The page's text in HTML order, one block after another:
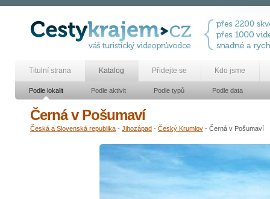
Titulní strana Katalog Přidejte se Kdo jsme
Podle lokalit Podle aktivit Podle typů Podle data
Černá v Pošumaví
Česká a Slovenská republika - Jihozápad - Český Krumlov - Černá v Pošumaví